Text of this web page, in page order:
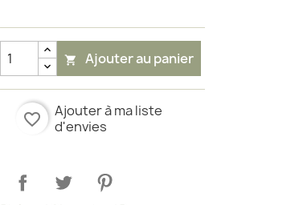
 Ajouter au panier
favorite_border
Ajouter à ma liste
d'envies